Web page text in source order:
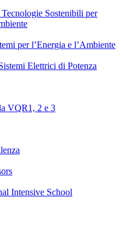
Sostenibili per
per l’Energia e l’Ambiente
Elettrici di Potenza
VQR1, 2 e 3
Intensive School